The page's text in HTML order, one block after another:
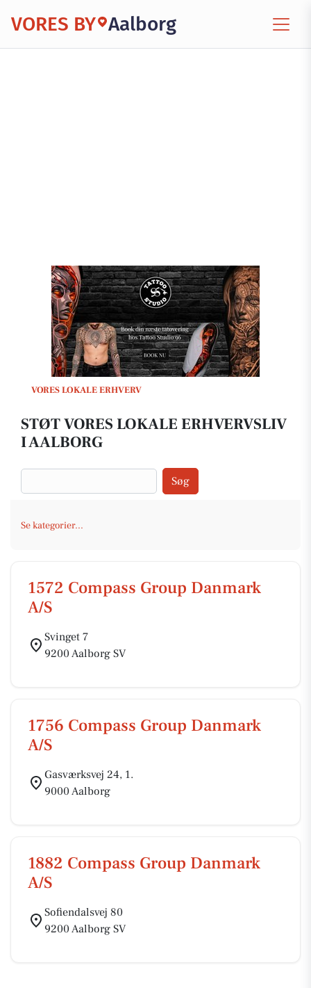
VORES BY Aalborg
VORES LOKALE ERHVERV
STØT VORES LOKALE ERHVERVSLIV
I AALBORG
Søg
Se kategorier...
1572 Compass Group Danmark
A/S
Svinget 7
9200 Aalborg SV
1756 Compass Group Danmark
A/S
Gasværksvej 24, 1.
9000 Aalborg
1882 Compass Group Danmark
A/S
Sofiendalsvej 80
9200 Aalborg SV